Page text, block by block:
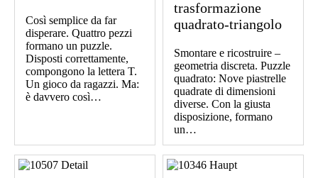
Così semplice da far
disperare. Quattro pezzi
formano un puzzle.
Disposti correttamente,
compongono la lettera T.
Un gioco da ragazzi. Ma:
è davvero così…
trasformazione
quadrato-triangolo
Smontare e ricostruire –
geometria discreta. Puzzle
quadrato: Nove piastrelle
quadrate di dimensioni
diverse. Con la giusta
disposizione, formano
un…